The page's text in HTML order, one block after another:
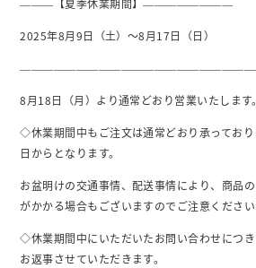
———【夏季休業期間】————————
2025年8月9日（土）～8月17日（日）
8月18日（月）より通常どおり営業いたします。
◇休業期間中もご注文は通常どおり承ってお
日からとなります。
お盆明けの交通事情、配送事情により、商品
がかかる場合もございますのでご注意ください
◇休業期間中にいただいたお問い合わせにつ
お返事させていただきます。